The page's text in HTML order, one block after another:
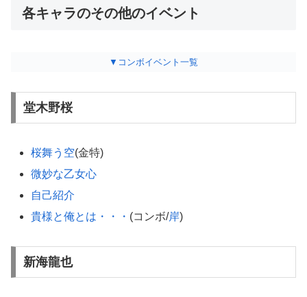
各キャラのその他のイベント
▼コンボイベント一覧
堂木野桜
桜舞う空(金特)
微妙な乙女心
自己紹介
貴様と俺とは・・・ (コンボ/岸)
新海龍也